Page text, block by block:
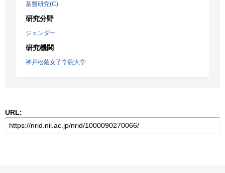
基盤研究(C)
研究分野
ジェンダー
研究機関
神戸松蔭女子学院大学
URL: